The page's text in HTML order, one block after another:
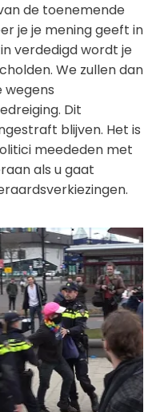
de toenemende
je je mening geeft in
verdedigd wordt je
We zullen dan
wegens
Dit
blijven. Het is
meededen met
als u gaat